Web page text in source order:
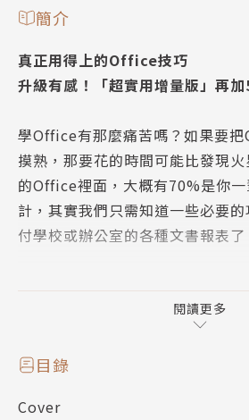
簡介
真正用得上的Office技巧
升級有感！「超實用增量版」再加
學Office有那麼痛苦嗎？如果要
摸熟，那要花的時間可能比發現
的Office裡面，大概有70%是你
計，其實我們只需知道一些必要
付學校或辦公室的各種文書報表了
Point三大軟體的應用技巧拆解成
秒鐘就能夠學通一個好用功能，
全不會有厚重使用手冊的閱讀壓力
閱讀更多
目錄
Cover